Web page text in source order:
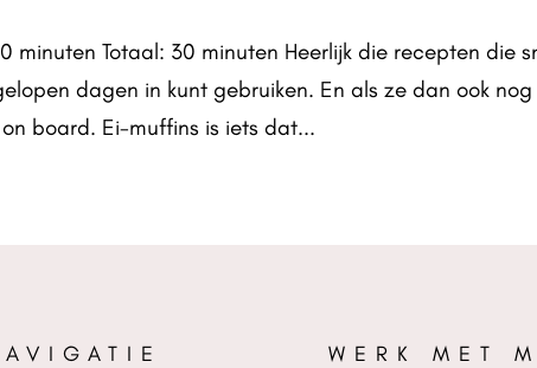
minuten Totaal: 30 minuten Heerlijk die recepten die
dagen in kunt gebruiken. En als ze dan ook nog
board. Ei-muffins is iets dat...
WERK MET